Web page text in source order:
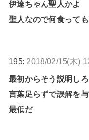
伊達ちゃん聖人かよ
聖人なので何食って
195: 2018/02/15(木)
最初からそう説明しろ
言葉足らずで誤解を
最低だ